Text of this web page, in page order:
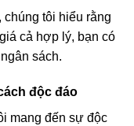
tôi hiểu rằng
cả hợp lý, bạn có
sách.
độc đáo
mang đến sự độc